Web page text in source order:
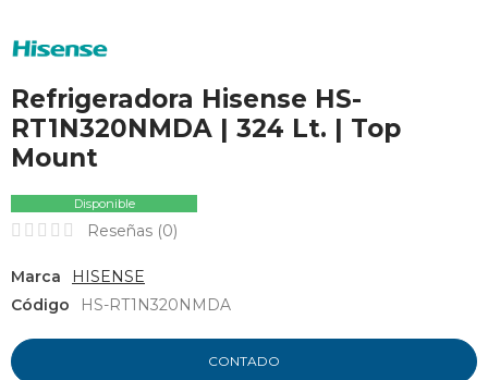
Refrigeradora Hisense HS-
RT1N320NMDA | 324 Lt. | Top
Mount
Disponible
Reseñas (0)
Marca
HISENSE
Código
HS-RT1N320NMDA
CONTADO